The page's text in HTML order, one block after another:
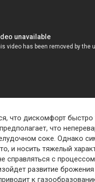
что дискомфорт быстро
что
соке. Однако
и носить тяжелый
справляться с
развитие
к